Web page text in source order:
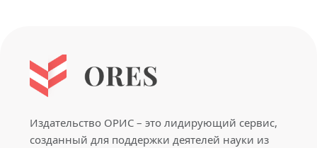
Издательство ОРИС – это лидирующий сервис,
созданный для поддержки деятелей науки из